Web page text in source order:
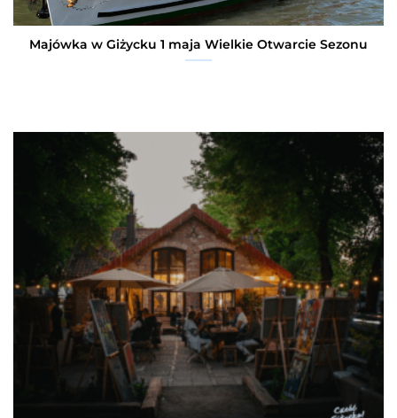
Majówka w Giżycku 1 maja Wielkie Otwarcie Sezonu